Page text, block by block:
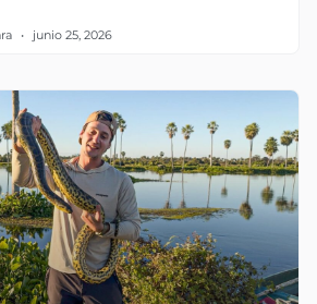
junio 25, 2026